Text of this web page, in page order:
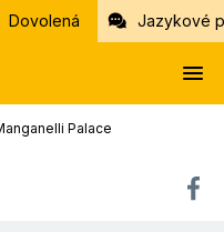
Dovolená Jazykové
Palace